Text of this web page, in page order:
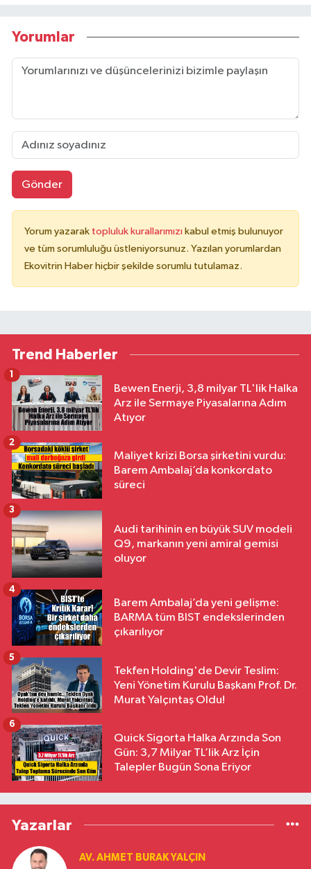
Yorumlar
Gönder
Yorum yazarak topluluk kurallarımızı kabul etmiş bulunuyor
ve tüm sorumluluğu üstleniyorsunuz. Yazılan yorumlardan
Ekovitrin Haber hiçbir şekilde sorumlu tutulamaz.
Trend Haberler
Bewen Enerji, 3,8 milyar TL'lik Halka
Arz ile Sermaye Piyasalarına Adım
Atıyor
1
Maliyet krizi Borsa şirketini vurdu:
Barem Ambalaj’da konkordato
süreci
2
Audi tarihinin en büyük SUV modeli
Q9, markanın yeni amiral gemisi
oluyor
3
Barem Ambalaj’da yeni gelişme:
BARMA tüm BIST endekslerinden
çıkarılıyor
4
Tekfen Holding'de Devir Teslim:
Yeni Yönetim Kurulu Başkanı Prof. Dr.
Murat Yalçıntaş Oldu!
5
Quick Sigorta Halka Arzında Son
Gün: 3,7 Milyar TL’lik Arz İçin
Talepler Bugün Sona Eriyor
6
Yazarlar
AV. AHMET BURAK YALÇIN